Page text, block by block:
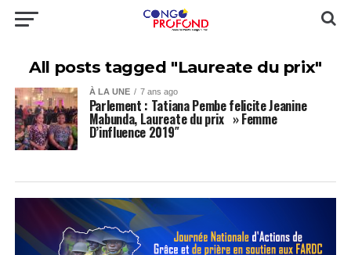
All posts tagged "Laureate du prix"
À LA UNE 7 ans ago
Parlement : Tatiana Pembe felicite Jeanine
Mabunda, Laureate du prix » Femme
D’influence 2019″